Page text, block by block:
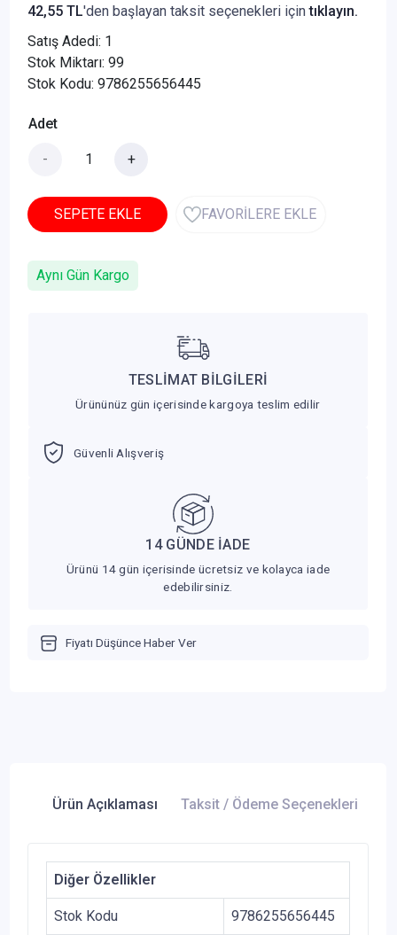
42,55 TL'den başlayan taksit seçenekleri içintıklayın.
Satış Adedi: 1
Stok Miktarı: 99
Stok Kodu: 9786255656445
Adet
- +
SEPETE EKLE FAVORİLERE EKLE
Aynı Gün Kargo
TESLİMAT BİLGİLERİ
Ürününüz gün içerisinde kargoya teslim edilir
Güvenli Alışveriş
14 GÜNDE İADE
Ürünü 14 gün içerisinde ücretsiz ve kolayca iade
edebilirsiniz.
Fiyatı Düşünce Haber Ver
Ürün Açıklaması Taksit / Ödeme Seçenekleri
Diğer Özellikler
Stok Kodu 9786255656445